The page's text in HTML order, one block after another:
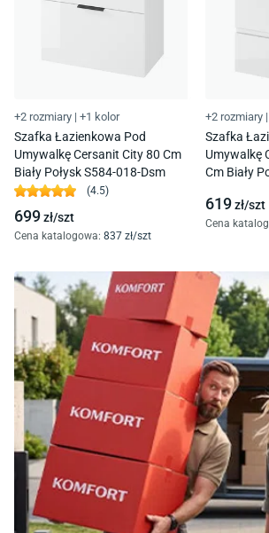
+2 rozmiary | +1 kolor
Szafka Łazienkowa Pod
Umywalkę Cersanit City 80 Cm
Biały Połysk S584-018-Dsm
(4.5)
699zł/szt
Cena katalogowa: 837 zł/szt
+2 rozmiary |
Szafka
Umywalkę
Cm Biały
619zł/szt
Cena